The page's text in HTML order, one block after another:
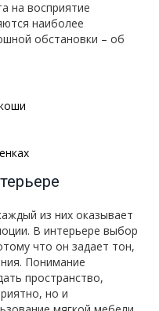
на восприятие
наиболее
обстановки – об
из них оказывает
В интерьере выбор
что он задает тон,
Понимание
пространство,
но и